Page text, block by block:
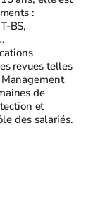
:
BS,
revues telles
de
et
des salariés.